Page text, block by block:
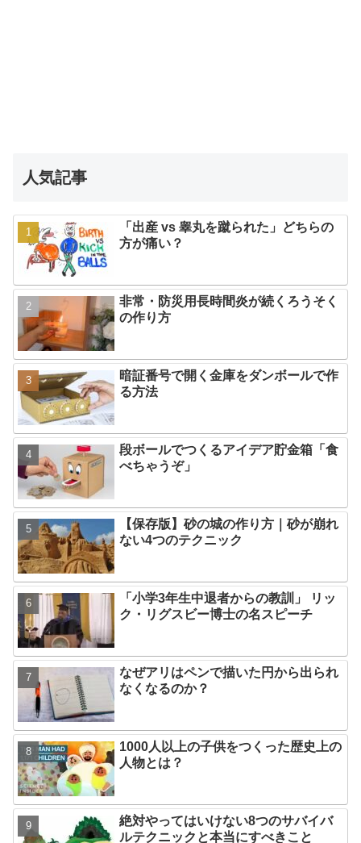
人気記事
「出産 vs 睾丸を蹴られた」どちらの
方が痛い？
非常・防災用長時間炎が続くろうそく
の作り方
暗証番号で開く金庫をダンボールで作
る方法
段ボールでつくるアイデア貯金箱「食
べちゃうぞ」
【保存版】砂の城の作り方｜砂が崩れ
ない4つのテクニック
「小学3年生中退者からの教訓」 リッ
ク・リグスビー博士の名スピーチ
なぜアリはペンで描いた円から出られ
なくなるのか？
1000人以上の子供をつくった歴史上の
人物とは？
絶対やってはいけない8つのサバイバ
ルテクニックと本当にすべきこと